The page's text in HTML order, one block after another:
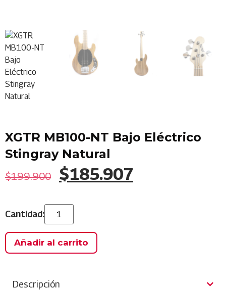
XGTR MB100-NT Bajo Eléctrico
Stingray Natural
$199.900 $185.907
Añadir al carrito
Descripción